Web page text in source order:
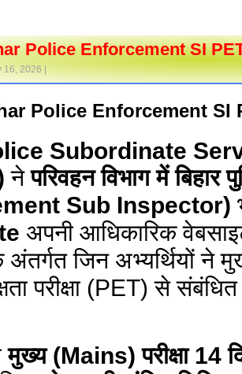
Police Enforcement SI
2026 |
Police Enforcement SI
Subordinate
नेपरिवहन विभाग में बिहार
Sub Inspector)
अपनी आधिकारिक
जिन अभ्यर्थियों ने
परीक्षा (PET) से
मुख्य (Mains) परीक्षा 14